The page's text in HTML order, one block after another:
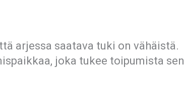
arjessa saatava tuki on vähäistä.
joka tukee toipumista sen